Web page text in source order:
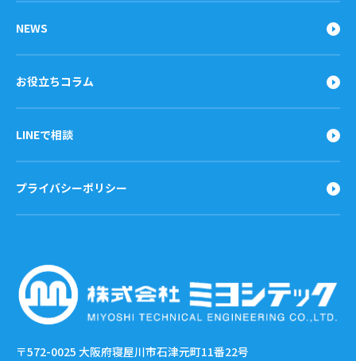
NEWS
お役立ちコラム
LINEで相談
プライバシーポリシー
〒572-0025 大阪府寝屋川市石津元町11番22号